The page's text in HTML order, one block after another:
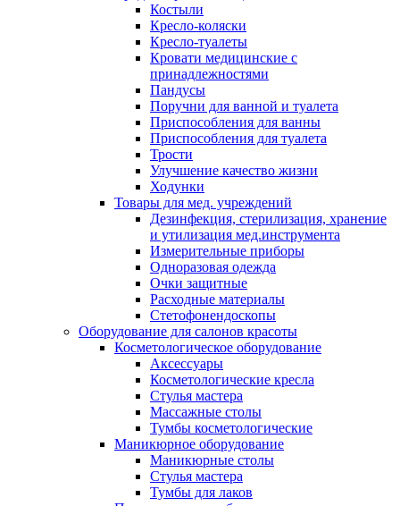
Костыли
Кресло-коляски
Кресло-туалеты
Кровати медицинские с
принадлежностями
Пандусы
Поручни для ванной и туалета
Приспособления для ванны
Приспособления для туалета
Трости
Улучшение качество жизни
Ходунки
Товары для мед. учреждений
Дезинфекция, стерилизация, хранение
и утилизация мед.инструмента
Измерительные приборы
Одноразовая одежда
Очки защитные
Расходные материалы
Стетофонендоскопы
Оборудование для салонов красоты
Косметологическое оборудование
Аксессуары
Косметологические кресла
Стулья мастера
Массажные столы
Тумбы косметологические
Маникюрное оборудование
Маникюрные столы
Стулья мастера
Тумбы для лаков